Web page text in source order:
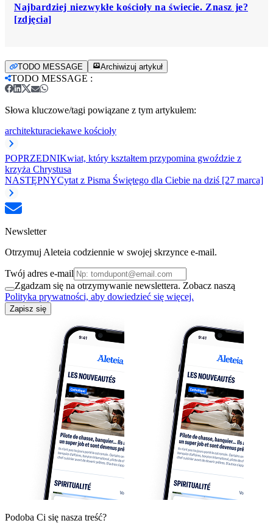
Najbardziej niezwykłe kościoły na świecie. Znasz je?
[zdjęcia]
TODO MESSAGE Archiwizuj artykuł
TODO MESSAGE :
Słowa kluczowe/tagi powiązane z tym artykułem:
architekturaciekawe kościoły
POPRZEDNIKwiat, który kształtem przypomina gwoździe z
krzyża Chrystusa
NASTĘPNYCytat z Pisma Świętego dla Ciebie na dziś [27 marca]
Newsletter
Otrzymuj Aleteia codziennie w swojej skrzynce e-mail.
Twój adres e-mail
Zgadzam się na otrzymywanie newslettera. Zobacz naszą
Polityka prywatności, aby dowiedzieć się więcej.
Zapisz się
Podoba Ci się nasza treść?